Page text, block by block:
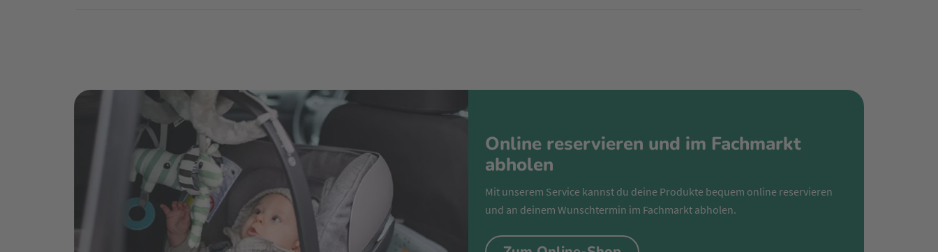
Online reservieren und im Fachmarkt
abholen
Mit unserem Service kannst du deine Produkte bequem online reservieren
und an deinem Wunschtermin im Fachmarkt abholen.